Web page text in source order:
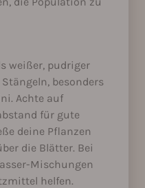
weißer, pudriger
besonders
Achte auf
für gute
deine Pflanzen
die Blätter. Bei
Mischungen
helfen.